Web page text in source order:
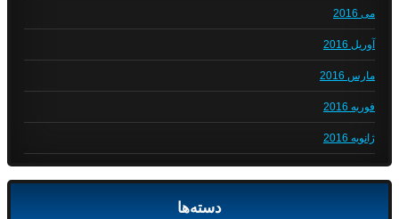
می 2016
آوریل 2016
مارس 2016
فوریه 2016
ژانویه 2016
دسته‌ها